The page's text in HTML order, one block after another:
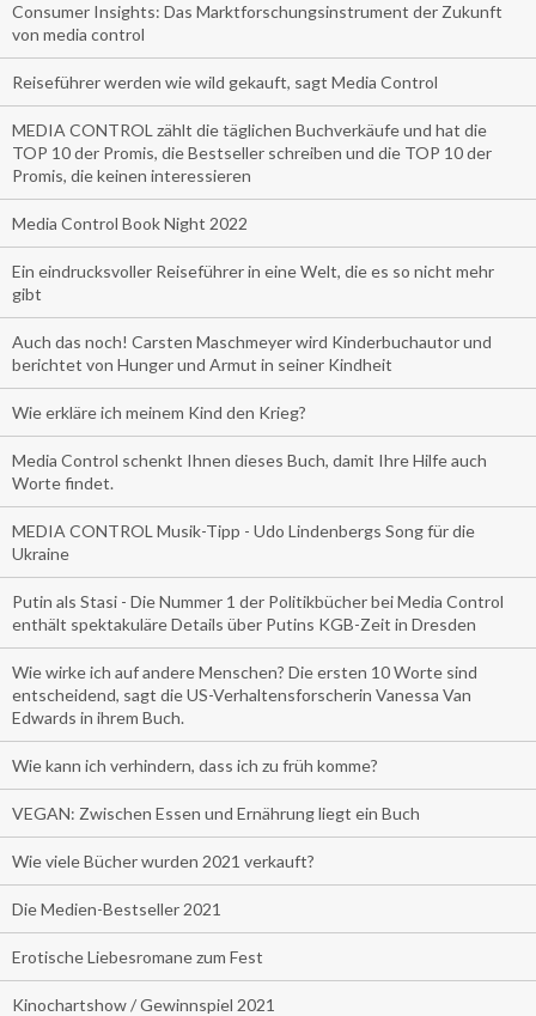
Consumer Insights: Das Marktforschungsinstrument der Zukunft
von media control
Reiseführer werden wie wild gekauft, sagt Media Control
MEDIA CONTROL zählt die täglichen Buchverkäufe und hat die
TOP 10 der Promis, die Bestseller schreiben und die TOP 10 der
Promis, die keinen interessieren
Media Control Book Night 2022
Ein eindrucksvoller Reiseführer in eine Welt, die es so nicht mehr
gibt
Auch das noch! Carsten Maschmeyer wird Kinderbuchautor und
berichtet von Hunger und Armut in seiner Kindheit
Wie erkläre ich meinem Kind den Krieg?
Media Control schenkt Ihnen dieses Buch, damit Ihre Hilfe auch
Worte findet.
MEDIA CONTROL Musik-Tipp - Udo Lindenbergs Song für die
Ukraine
Putin als Stasi - Die Nummer 1 der Politikbücher bei Media Control
enthält spektakuläre Details über Putins KGB-Zeit in Dresden
Wie wirke ich auf andere Menschen? Die ersten 10 Worte sind
entscheidend, sagt die US-Verhaltensforscherin Vanessa Van
Edwards in ihrem Buch.
Wie kann ich verhindern, dass ich zu früh komme?
VEGAN: Zwischen Essen und Ernährung liegt ein Buch
Wie viele Bücher wurden 2021 verkauft?
Die Medien-Bestseller 2021
Erotische Liebesromane zum Fest
Kinochartshow / Gewinnspiel 2021